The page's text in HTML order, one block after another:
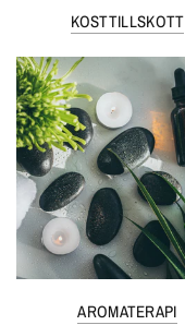
KOSTTILLSKOTT
AROMATERAPI